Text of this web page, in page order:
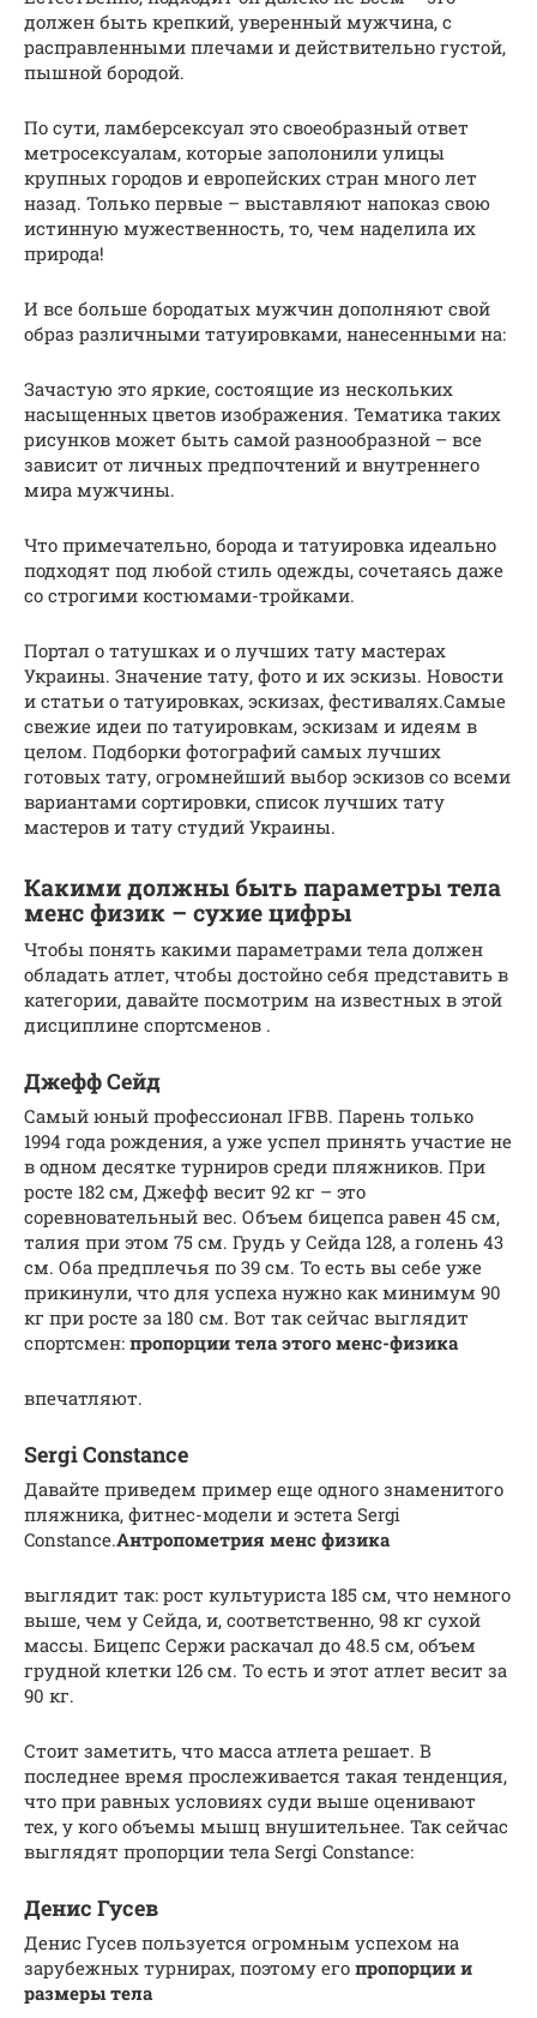
должен быть крепкий, уверенный мужчина, с
расправленными плечами и действительно густой,
пышной бородой.
По сути, ламберсексуал это своеобразный ответ
метросексуалам, которые заполонили улицы
крупных городов и европейских стран много лет
назад. Только первые – выставляют напоказ свою
истинную мужественность, то, чем наделила их
природа!
И все больше бородатых мужчин дополняют свой
образ различными татуировками, нанесенными на:
Зачастую это яркие, состоящие из нескольких
насыщенных цветов изображения. Тематика таких
рисунков может быть самой разнообразной – все
зависит от личных предпочтений и внутреннего
мира мужчины.
Что примечательно, борода и татуировка идеально
подходят под любой стиль одежды, сочетаясь даже
со строгими костюмами-тройками.
Портал о татушках и о лучших тату мастерах
Украины. Значение тату, фото и их эскизы. Новости
и статьи о татуировках, эскизах, фестивалях.Самые
свежие идеи по татуировкам, эскизам и идеям в
целом. Подборки фотографий самых лучших
готовых тату, огромнейший выбор эскизов со всеми
вариантами сортировки, список лучших тату
мастеров и тату студий Украины.
Какими должны быть параметры тела
менс физик – сухие цифры
Чтобы понять какими параметрами тела должен
обладать атлет, чтобы достойно себя представить в
категории, давайте посмотрим на известных в этой
дисциплине спортсменов .
Джефф Сейд
Самый юный профессионал IFBB. Парень только
1994 года рождения, а уже успел принять участие не
в одном десятке турниров среди пляжников. При
росте 182 см, Джефф весит 92 кг – это
соревновательный вес. Объем бицепса равен 45 см,
талия при этом 75 см. Грудь у Сейда 128, а голень 43
см. Оба предплечья по 39 см. То есть вы себе уже
прикинули, что для успеха нужно как минимум 90
кг при росте за 180 см. Вот так сейчас выглядит
спортсмен: пропорции тела этого менс-физика
впечатляют.
Sergi Constance
Давайте приведем пример еще одного знаменитого
пляжника, фитнес-модели и эстета Sergi
Constance.Антропометрия менс физика
выглядит так: рост культуриста 185 см, что немного
выше, чем у Сейда, и, соответственно, 98 кг сухой
массы. Бицепс Сержи раскачал до 48.5 см, объем
грудной клетки 126 см. То есть и этот атлет весит за
90 кг.
Стоит заметить, что масса атлета решает. В
последнее время прослеживается такая тенденция,
что при равных условиях суди выше оценивают
тех, у кого объемы мышц внушительнее. Так сейчас
выглядят пропорции тела Sergi Constance:
Денис Гусев
Денис Гусев пользуется огромным успехом на
зарубежных турнирах, поэтому его пропорции и
размеры тела